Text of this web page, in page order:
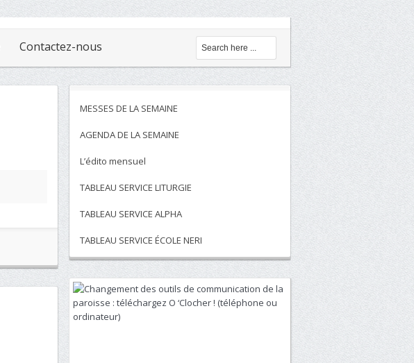
Contactez-nous
MESSES DE LA SEMAINE
AGENDA DE LA SEMAINE
L’édito mensuel
TABLEAU SERVICE LITURGIE
TABLEAU SERVICE ALPHA
TABLEAU SERVICE ÉCOLE NERI